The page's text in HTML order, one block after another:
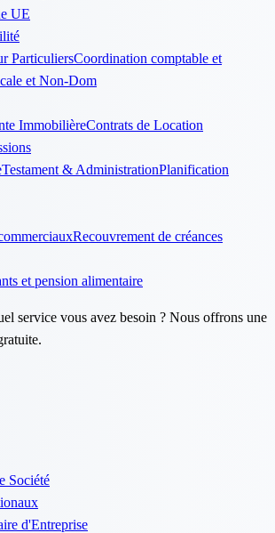
UE
ParticuliersCoordination comptable et
et Non-Dom
ImmobilièreContrats de Location
Testament & AdministrationPlanification
Recouvrement de créances
et pension alimentaire
service vous avez besoin ? Nous offrons une
Société
d'Entreprise